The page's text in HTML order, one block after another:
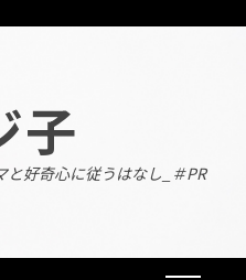
子
好奇心に従うはなし_＃PR